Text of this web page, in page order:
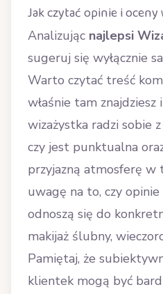
Jak czytać opinie i oceny
Analizując najlepsi
sugeruj się wyłącznie
Warto czytać treść
właśnie tam
wizażystka radzi sobie
czy jest punktualna
przyjazną atmosferę w
uwagę na to, czy opinie
odnoszą się do
makijaż ślubny,
Pamiętaj, że
klientek mogą być